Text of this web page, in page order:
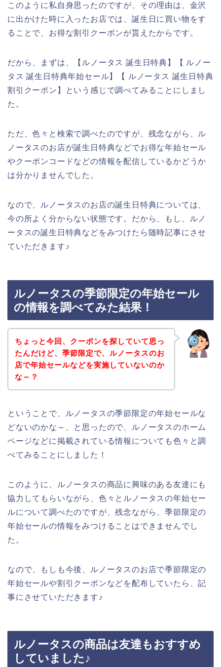
このように私自身思ったのですが、その理由は、金沢
に出かけた時に入ったお店では、誕生日に買い物をす
ることで、お得な割引クーポンが貰えたからです。
だから、まずは、【ルノータス 誕生日特典】【 ルノー
タス 誕生日特典年始セール】【 ルノータス 誕生日特典
割引クーポン】という感じで調べてみることにしまし
た。
ただ、色々と検索で調べたのですが、残念ながら、ル
ノータスのお店が誕生日特典などでお得な年始セール
やクーポンコードなどの情報を配信しているかどうか
は分かりませんでした。
なので、ルノータスのお店の誕生日特典については、
今の所よく分からない状態です。だから、もし、ルノ
ータスの誕生日特典などをみつけたら随時記事にさせ
ていただきます♪
ルノータスの季節限定の年始セール
の情報を調べてみた結果！
ちょっと今回、クーポンを探していて思っ
たんだけど、季節限定で、ルノータスのお
店で年始セールなどを実施していないのか
な～？
ということで、ルノータスの季節限定の年始セールな
どないのかな～、と思ったので、ルノータスのホーム
ページなどに掲載されている情報についても色々と調
べてみることにしました！
このように、ルノータスの商品に興味のある友達にも
協力してもらいながら、色々とルノータスの年始セー
ルについて調べたのですが、残念ながら、季節限定の
年始セールの情報をみつけることはできませんでし
た。
なので、もしも今後、ルノータスのお店で季節限定の
年始セールや割引クーポンなどを配布していたら、記
事にさせていただきます♪
ルノータスの商品は友達もおすすめ
していました♪